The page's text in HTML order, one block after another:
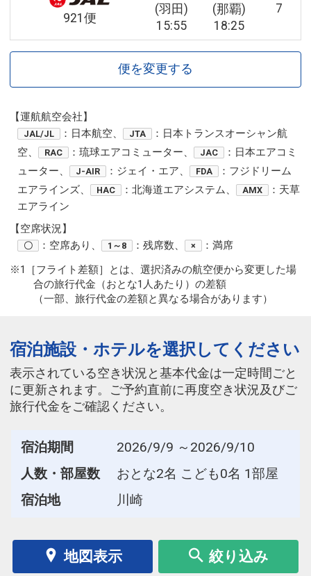
921便
(羽田)
15:55
(那覇)
18:25
7
便を変更する
【運航航空会社】
JAL/JL ：日本航空、 JTA
：日本トランスオーシャン航
空、
RAC ：琉球エアコミューター、 JAC
：日本エアコミ
ューター、
J-AIR ：ジェイ・エア、 FDA
：フジドリーム
エアラインズ、
HAC ：北海道エアシステム、 AMX
：天草
エアライン
【空席状況】
〇 ：空席あり、 1～8 ：残席数、 ×
：満席
※1［フライト差額］とは、選択済みの航空便から変更した場
合の旅行代金（おとな1人あたり）の差額
（一部、旅行代金の差額と異なる場合があります）
宿泊施設・ホテルを選択してください
表示されている空き状況と基本代金は一定時間ごと
に更新されます。ご予約直前に再度空き状況及びご
旅行代金をご確認ください。
宿泊期間
2026/9/9 ～2026/9/10
人数・部屋数
おとな2名 こども0名 1部屋
宿泊地
川崎
地図表示 絞り込み